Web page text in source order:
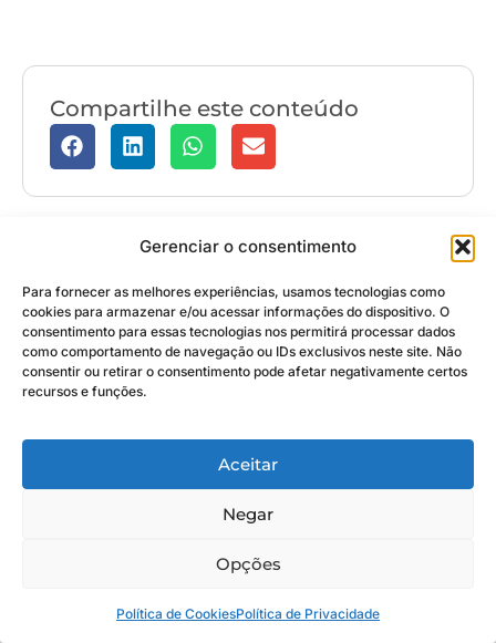
Gerenciar o consentimento
Para fornecer as melhores experiências, usamos tecnologias como
cookies para armazenar e/ou acessar informações do dispositivo. O
consentimento para essas tecnologias nos permitirá processar dados
como comportamento de navegação ou IDs exclusivos neste site. Não
consentir ou retirar o consentimento pode afetar negativamente certos
recursos e funções.
Aceitar
Negar
Opções
Política de CookiesPolítica de Privacidade
Compartilhe este conteúdo
Thiago Pires
Todas as publicações